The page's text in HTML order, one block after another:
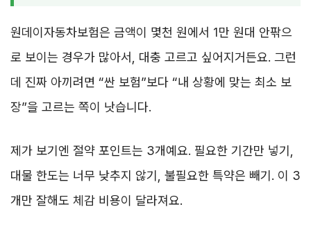
원데이자동차보험은 금액이 몇천 원에서 1만 원대 안팎으
로 보이는 경우가 많아서, 대충 고르고 싶어지거든요. 그런
데 진짜 아끼려면 “싼 보험”보다 “내 상황에 맞는 최소 보
장”을 고르는 쪽이 낫습니다.
제가 보기엔 절약 포인트는 3개예요. 필요한 기간만 넣기,
대물 한도는 너무 낮추지 않기, 불필요한 특약은 빼기. 이 3
개만 잘해도 체감 비용이 달라져요.